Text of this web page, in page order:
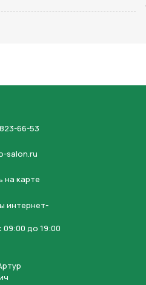
66-53
salon.ru
на карте
интернет-
до 19:00
кнопку “Отправить заявку”, вы